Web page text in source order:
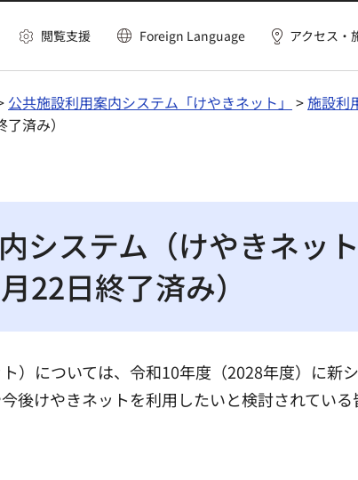
閲覧支援 Foreign Language アクセス・
公共施設利用案内システム「けやきネット」 >施設利
済み）
システム（けやきネッ
22日終了済み）
）については、令和10年度（2028年度）に新
後けやきネットを利用したいと検討されてい